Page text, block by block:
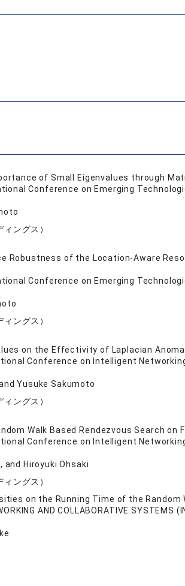
of Small Eigenvalues through
Conference on Emerging
ングス）
Robustness of the Location-Aware
Conference on Emerging
ングス）
on the Effectivity of Laplacian
Conference on Intelligent
Yusuke Sakumoto
ングス）
Walk Based Rendezvous Search on
Conference on Intelligent
and Hiroyuki Ohsaki
ングス）
on the Running Time of the Random
AND COLLABORATIVE